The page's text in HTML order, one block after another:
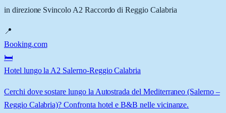
in direzione Svincolo A2 Raccordo di Reggio Calabria
📍
Booking.com
🛏️
Hotel lungo la A2 Salerno-Reggio Calabria
Cerchi dove sostare lungo la Autostrada del Mediterraneo (Salerno –
Reggio Calabria)? Confronta hotel e B&B nelle vicinanze.